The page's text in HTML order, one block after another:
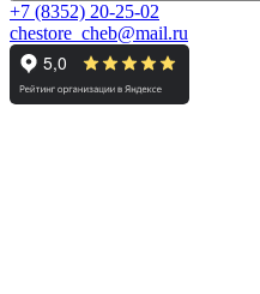
+7 (8352) 20-25-02
chestore_cheb@mail.ru